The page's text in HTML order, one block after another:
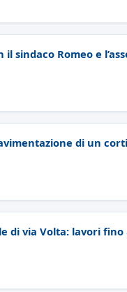
Romeo e
di un
di via Volta: lavori fino